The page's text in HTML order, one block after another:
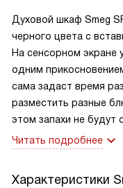
Духовой шкаф Smeg
черного цвета с
На сенсорном экране
одним
сама задаст время
разместить разные
этом запахи не будут
Читать подробнее
Характеристики